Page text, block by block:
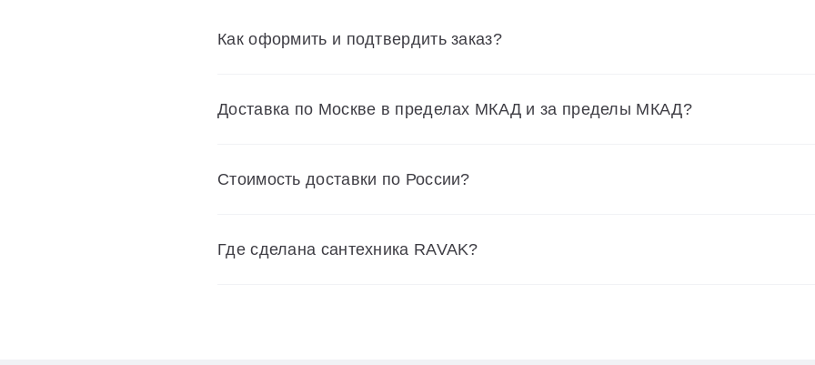
Как оформить и подтвердить заказ?
Доставка по Москве в пределах МКАД и за пределы МКАД?
Cтоимость доставки по России?
Где сделана сантехника RAVAK?